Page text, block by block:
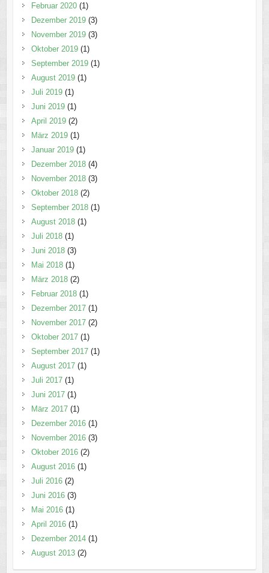
Februar 2020(1)
Dezember 2019(3)
November 2019(3)
Oktober 2019(1)
September 2019(1)
August 2019(1)
Juli 2019(1)
Juni 2019(1)
April 2019(2)
März 2019(1)
Januar 2019(1)
Dezember 2018(4)
November 2018(3)
Oktober 2018(2)
September 2018(1)
August 2018(1)
Juli 2018(1)
Juni 2018(3)
Mai 2018(1)
März 2018(2)
Februar 2018(1)
Dezember 2017(1)
November 2017(2)
Oktober 2017(1)
September 2017(1)
August 2017(1)
Juli 2017(1)
Juni 2017(1)
März 2017(1)
Dezember 2016(1)
November 2016(3)
Oktober 2016(2)
August 2016(1)
Juli 2016(2)
Juni 2016(3)
Mai 2016(1)
April 2016(1)
Dezember 2014(1)
August 2013(2)